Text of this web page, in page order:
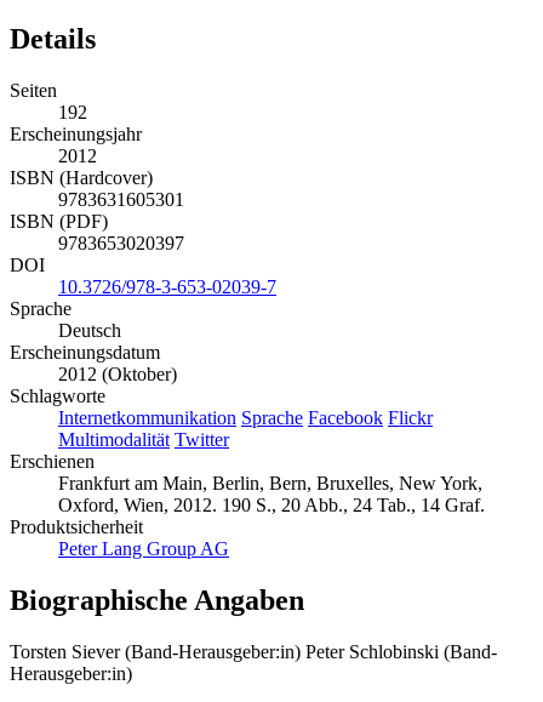
Details
Seiten
192
Erscheinungsjahr
2012
ISBN (Hardcover)
9783631605301
ISBN (PDF)
9783653020397
DOI
10.3726/978-3-653-02039-7
Sprache
Deutsch
Erscheinungsdatum
2012 (Oktober)
Schlagworte
Internetkommunikation Sprache Facebook Flickr
Multimodalität Twitter
Erschienen
Frankfurt am Main, Berlin, Bern, Bruxelles, New York,
Oxford, Wien, 2012. 190 S., 20 Abb., 24 Tab., 14 Graf.
Produktsicherheit
Peter Lang Group AG
Biographische Angaben
Torsten Siever (Band-Herausgeber:in) Peter Schlobinski (Band-
Herausgeber:in)